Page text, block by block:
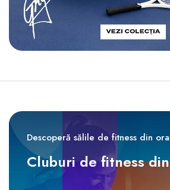
Descoperă sălile de fitness din
Cluburi de fitness